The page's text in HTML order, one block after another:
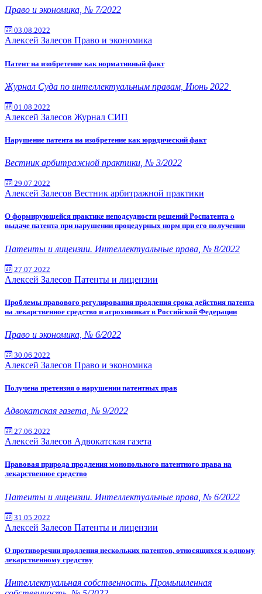
Право и экономика, № 7/2022
03.08.2022
Алексей Залесов Право и экономика
Патент на изобретение как нормативный факт
Журнал Суда по интеллектуальным правам, Июнь 2022
01.08.2022
Алексей Залесов Журнал СИП
Нарушение патента на изобретение как юридический факт
Вестник арбитражной практики, № 3/2022
29.07.2022
Алексей Залесов Вестник арбитражной практики
О формирующейся практике неподсудности решений Роспатента о
выдаче патента при нарушении процедурных норм при его получении
Патенты и лицензии. Интеллектуальные права, № 8/2022
27.07.2022
Алексей Залесов Патенты и лицензии
Проблемы правового регулирования продления срока действия патента
на лекарственное средство и агрохимикат в Российской Федерации
Право и экономика, № 6/2022
30.06.2022
Алексей Залесов Право и экономика
Получена претензия о нарушении патентных прав
Адвокатская газета, № 9/2022
27.06.2022
Алексей Залесов Адвокатская газета
Правовая природа продления монопольного патентного права на
лекарственное средство
Патенты и лицензии. Интеллектуальные права, № 6/2022
31.05.2022
Алексей Залесов Патенты и лицензии
О противоречии продления нескольких патентов, относящихся к одному
лекарственному средству
Интеллектуальная собственность. Промышленная